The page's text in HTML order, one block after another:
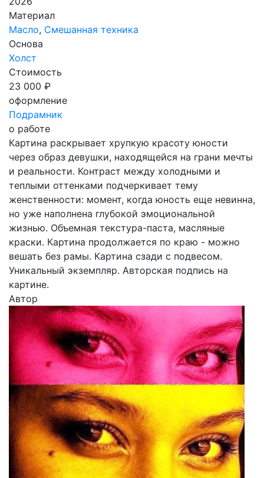
Материал
Масло, Смешанная техника
Основа
Холст
Стоимость
23 000 ₽
оформление
Подрамник
о работе
Картина раскрывает хрупкую красоту юности
через образ девушки, находящейся на грани мечты
и реальности. Контраст между холодными и
теплыми оттенками подчеркивает тему
женственности: момент, когда юность еще невинна,
но уже наполнена глубокой эмоциональной
жизнью. Объемная текстура-паста, масляные
краски. Картина продолжается по краю - можно
вешать без рамы. Картина сзади с подвесом.
Уникальный экземпляр. Авторская подпись на
картине.
Автор